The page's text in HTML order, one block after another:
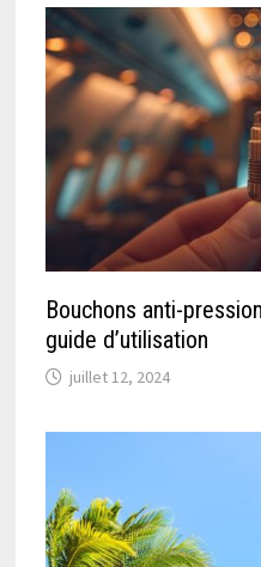
Bouchons anti-
guide d’utilisation
juillet 12, 2024